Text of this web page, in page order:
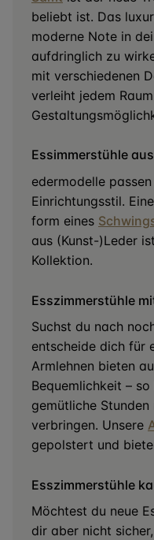
beliebt ist. Das
moderne Note in
aufdringlich zu
mit verschiedenen
verleiht jedem
Essimmerstühle
edermodelle
Einrichtungsstil.
form eines
aus (Kunst-)Leder
Kollektion.
Esszimmerstühle
Suchst du nach
entscheide dich für
Armlehnen bieten
Bequemlichkeit –
gemütliche
verbringen. Unsere
gepolstert und
Esszimmerstühle
Möchtest du neue
dir aber nicht